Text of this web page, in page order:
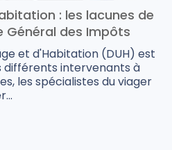
: les lacunes de
Général des Impôts
et d'Habitation (DUH) est
différents intervenants à
les spécialistes du viager